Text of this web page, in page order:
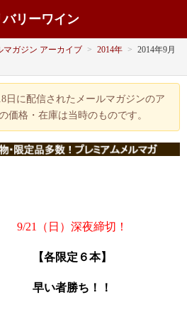
バリーワイン
マガジン アーカイブ > 2014年 > 2014年9月
日に配信されたメールマガジンのア
価格・在庫は当時のものです。
9/21（日 ）深夜締切！
【各限定６本】
早い者勝ち！！